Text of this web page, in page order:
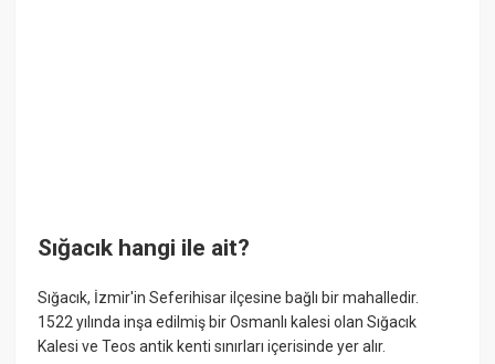
Sığacık hangi ile ait?
Sığacık, İzmir'in Seferihisar ilçesine bağlı bir mahalledir.
1522 yılında inşa edilmiş bir Osmanlı kalesi olan Sığacık
Kalesi ve Teos antik kenti sınırları içerisinde yer alır.